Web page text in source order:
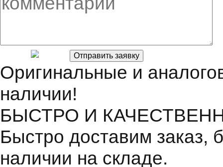
Оригинальные и
наличии!
БЫСТРО И
Быстро доставим заказ,
наличии на складе.